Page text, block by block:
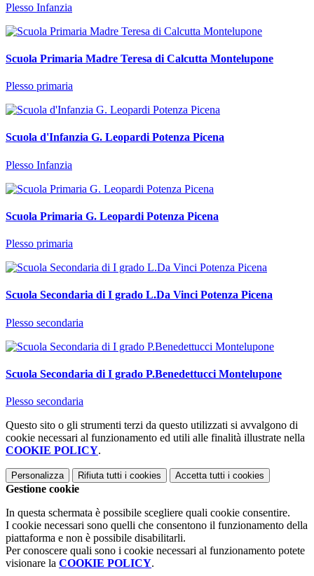
Plesso Infanzia
Scuola Primaria Madre Teresa di Calcutta Montelupone
Plesso primaria
Scuola d'Infanzia G. Leopardi Potenza Picena
Plesso Infanzia
Scuola Primaria G. Leopardi Potenza Picena
Plesso primaria
Scuola Secondaria di I grado L.Da Vinci Potenza Picena
Plesso secondaria
Scuola Secondaria di I grado P.Benedettucci Montelupone
Plesso secondaria
Questo sito o gli strumenti terzi da questo utilizzati si avvalgono di
cookie necessari al funzionamento ed utili alle finalità illustrate nella
COOKIE POLICY.
Personalizza Rifiuta tutti i cookies Accetta tutti i cookies
Gestione cookie
In questa schermata è possibile scegliere quali cookie consentire.
I cookie necessari sono quelli che consentono il funzionamento della
piattaforma e non è possibile disabilitarli.
Per conoscere quali sono i cookie necessari al funzionamento potete
visionare la COOKIE POLICY.